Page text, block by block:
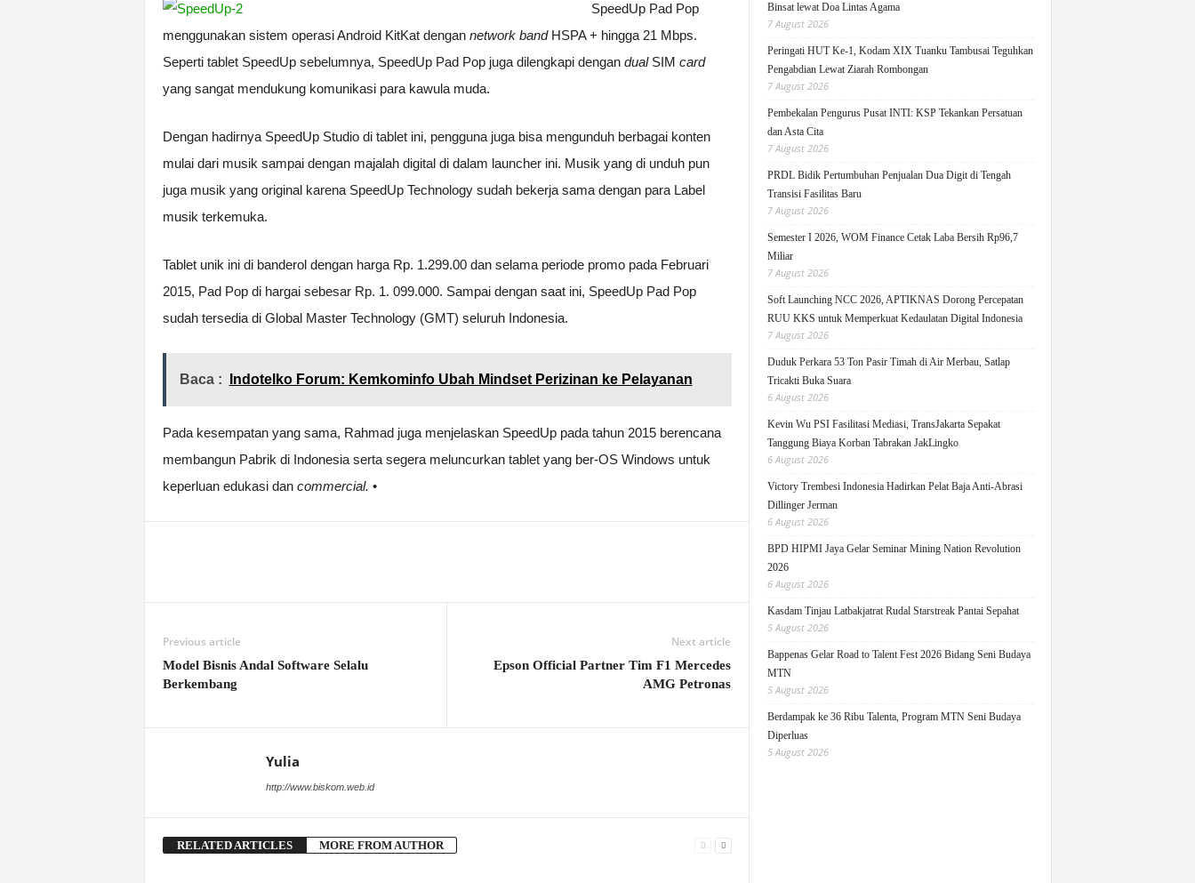
SpeedUp Pad Pop
menggunakan sistem operasi Android KitKat dengan network bandHSPA + hingga 21 Mbps.
Seperti tablet SpeedUp sebelumnya, SpeedUp Pad Pop juga dilengkapi dengan dualSIM card
yang sangat mendukung komunikasi para kawula muda.
Dengan hadirnya SpeedUp Studio di tablet ini, pengguna juga bisa mengunduh berbagai konten
mulai dari musik sampai dengan majalah digital di dalam launcher ini. Musik yang di unduh pun
juga musik yang original karena SpeedUp Technology sudah bekerja sama dengan para Label
musik terkemuka.
Tablet unik ini di banderol dengan harga Rp. 1.299.00 dan selama periode promo pada Februari
2015, Pad Pop di hargai sebesar Rp. 1. 099.000. Sampai dengan saat ini, SpeedUp Pad Pop
sudah tersedia di Global Master Technology (GMT) seluruh Indonesia.
Baca : Indotelko Forum: Kemkominfo Ubah Mindset Perizinan ke Pelayanan
Pada kesempatan yang sama, Rahmad juga menjelaskan SpeedUp pada tahun 2015 berencana
membangun Pabrik di Indonesia serta segera meluncurkan tablet yang ber-OS Windows untuk
keperluan edukasi dan commercial. •
Previous article
Model Bisnis Andal Software Selalu
Berkembang
Next article
Epson Official Partner Tim F1 Mercedes
AMG Petronas
Yulia
http://www.biskom.web.id
RELATED ARTICLES MORE FROM AUTHOR
Binsat lewat Doa Lintas Agama
7 August 2026
Peringati HUT Ke-1, Kodam XIX Tuanku Tambusai Teguhkan
Pengabdian Lewat Ziarah Rombongan
7 August 2026
Pembekalan Pengurus Pusat INTI: KSP Tekankan Persatuan
dan Asta Cita
7 August 2026
PRDL Bidik Pertumbuhan Penjualan Dua Digit di Tengah
Transisi Fasilitas Baru
7 August 2026
Semester I 2026, WOM Finance Cetak Laba Bersih Rp96,7
Miliar
7 August 2026
Soft Launching NCC 2026, APTIKNAS Dorong Percepatan
RUU KKS untuk Memperkuat Kedaulatan Digital Indonesia
7 August 2026
Duduk Perkara 53 Ton Pasir Timah di Air Merbau, Satlap
Tricakti Buka Suara
6 August 2026
Kevin Wu PSI Fasilitasi Mediasi, TransJakarta Sepakat
Tanggung Biaya Korban Tabrakan JakLingko
6 August 2026
Victory Trembesi Indonesia Hadirkan Pelat Baja Anti-Abrasi
Dillinger Jerman
6 August 2026
BPD HIPMI Jaya Gelar Seminar Mining Nation Revolution
2026
6 August 2026
Kasdam Tinjau Latbakjatrat Rudal Starstreak Pantai Sepahat
5 August 2026
Bappenas Gelar Road to Talent Fest 2026 Bidang Seni Budaya
MTN
5 August 2026
Berdampak ke 36 Ribu Talenta, Program MTN Seni Budaya
Diperluas
5 August 2026